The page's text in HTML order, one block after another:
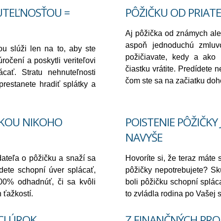
=
slúži len na to, aby ste
a poskytli veriteľovi
Stratu nehnuteľnosti
hradiť splátky a
PÔŽIČKU OD
Aj pôžička od známych
aspoň jednoduchú
požičiavate, kedy a ako
čiastku vrátite. Predídete
čom ste sa na začiatku
NIKOHO
o pôžičku a snaží sa
schopní úver splácať,
odhadnúť, či sa kvôli
ťažkostí.
POISTENIE
NAVYŠE
Hovoríte si, že teraz máte
pôžičky nepotrebujete?
boli pôžičku schopní
to zvládla rodina po Vašej